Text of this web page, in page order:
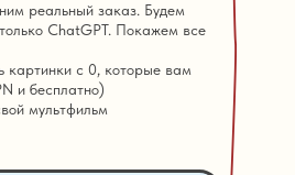
реальный заказ. Будем
только СhatGPT. Покажем все
картинки с 0, которые вам
и бесплатно)
мультфильм